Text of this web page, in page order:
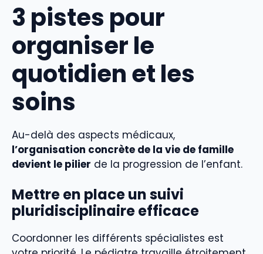
3 pistes pour
organiser le
quotidien et les
soins
Au-delà des aspects médicaux,
l’organisation concrète de la vie de famille
devient le pilier de la progression de l’enfant.
Mettre en place un suivi
pluridisciplinaire efficace
Coordonner les différents spécialistes est